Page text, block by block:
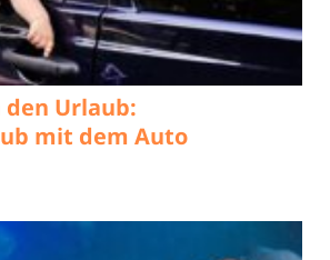
Urlaub:
mit dem Auto